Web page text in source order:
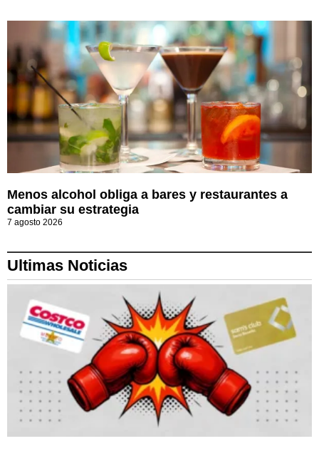
Menos alcohol obliga a bares y restaurantes a
cambiar su estrategia
7 agosto 2026
Ultimas Noticias